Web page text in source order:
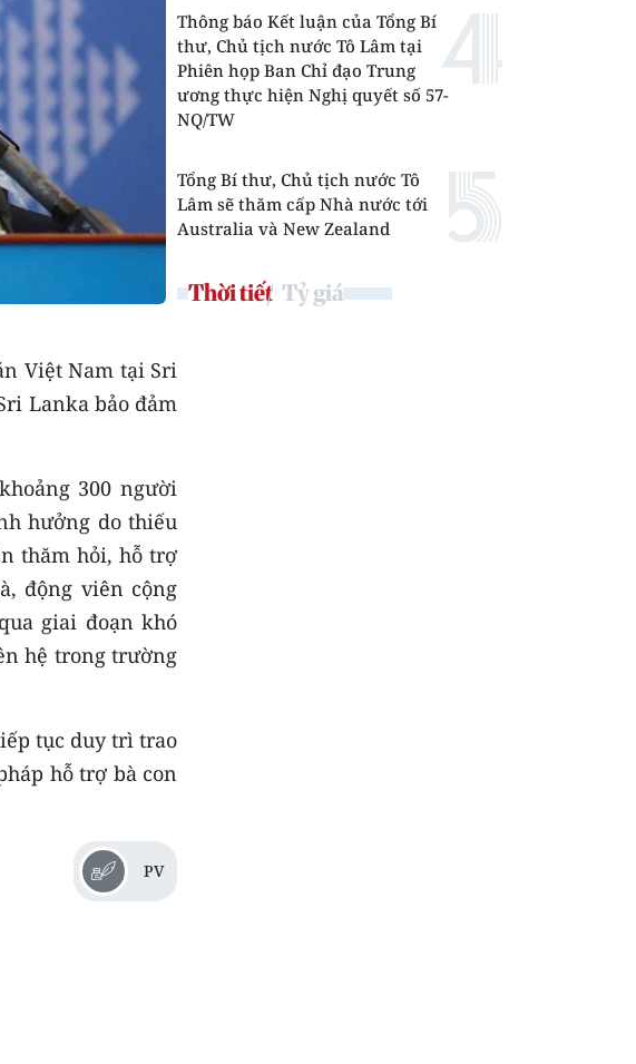
Việt Nam tại Sri
Lanka bảo đảm
300 người
hưởng do thiếu
thăm hỏi, hỗ trợ
động viên cộng
giai đoạn khó
hệ trong trường
tục duy trì trao
hỗ trợ bà con
PV
Thông báo Kết luận của Tổng Bí
thư, Chủ tịch nước Tô Lâm tại
Phiên họp Ban Chỉ đạo Trung
ương thực hiện Nghị quyết số 57-
NQ/TW
Tổng Bí thư, Chủ tịch nước Tô
Lâm sẽ thăm cấp Nhà nước tới
Australia và New Zealand
Thời tiết Tỷ giá